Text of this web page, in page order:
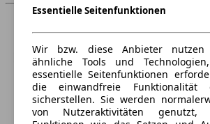
Essentielle Seitenfunktionen
Wir bzw. diese Anbieter nutzen
ähnliche Tools und
essentielle Seitenfunktionen
die einwandfreie Funktionalität
sicherstellen. Sie werden
von Nutzeraktivitäten